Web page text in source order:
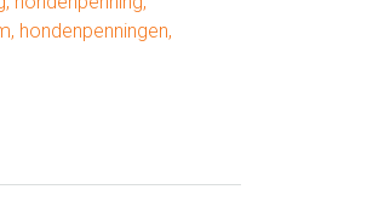
, hondenpenningen,